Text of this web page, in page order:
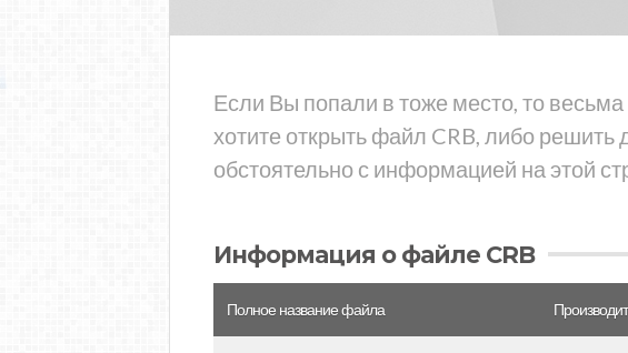
Если Вы попали в тоже место, то
хотите открыть файл CRB, либо
обстоятельно с информацией на этой
Информация о файле CRB
Полное название файла